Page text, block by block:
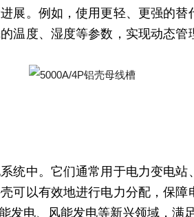
展。例如，使用更轻、更强的
温度、湿度等参数，实现动态管
统中。它们通常用于电力变电
可以有效地进行电力分配，保
发电、风能发电等新兴领域，满